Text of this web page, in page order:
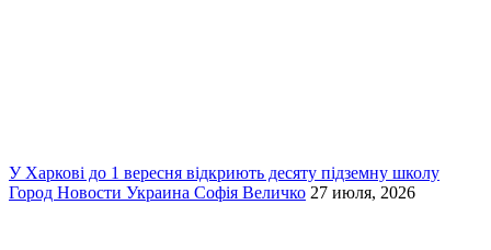
У Харкові до 1 вересня відкриють десяту підземну школу
Город Новости Украина Софія Величко 27 июля, 2026